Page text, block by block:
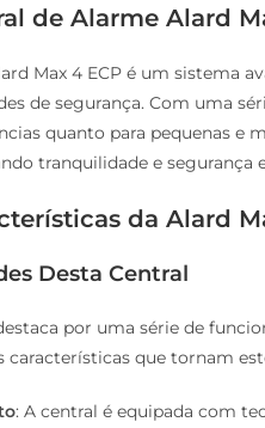
de Alarme Alard
Max 4 ECP é um sistema
de segurança. Com uma
quanto para pequenas e
tranquilidade e segurança
da Alard
Desta Central
por uma série de
características que tornam
: A central é equipada com